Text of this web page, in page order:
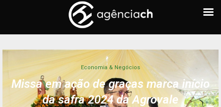
Economia & Negócios
Missa em ação de graças marca início
da safra 2024 da Agrovale